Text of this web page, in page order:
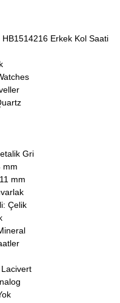
HB1514216 Erkek Kol Saati
Gri
mm
mm
Çelik